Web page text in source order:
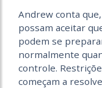
Andrew conta
possam aceitar
podem se
normalmente
controle.
começam a